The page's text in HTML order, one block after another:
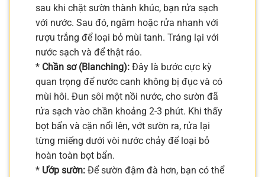
sau khi chặt sườn thành khúc, bạn rửa sạch
với nước. Sau đó, ngâm hoặc rửa nhanh với
rượu trắng để loại bỏ mùi tanh. Tráng lại với
nước sạch và để thật ráo.
* Chần sơ (Blanching): Đây là bước cực kỳ
quan trọng để nước canh không bị đục và có
mùi hôi. Đun sôi một nồi nước, cho sườn đã
rửa sạch vào chần khoảng 2-3 phút. Khi thấy
bọt bẩn và cặn nổi lên, vớt sườn ra, rửa lại
từng miếng dưới vòi nước chảy để loại bỏ
hoàn toàn bọt bẩn.
* Ướp sườn: Để sườn đậm đà hơn, bạn có thể